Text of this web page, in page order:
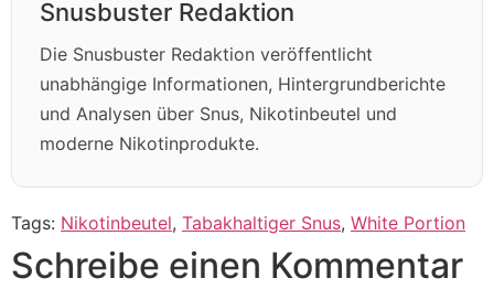
Snusbuster Redaktion
Die Snusbuster Redaktion veröffentlicht
unabhängige Informationen, Hintergrundberichte
und Analysen über Snus, Nikotinbeutel und
moderne Nikotinprodukte.
Tags: Nikotinbeutel, Tabakhaltiger Snus, White Portion
Schreibe einen Kommentar